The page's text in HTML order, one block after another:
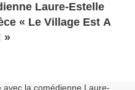
Laure-Estelle
« Le Village Est A
»